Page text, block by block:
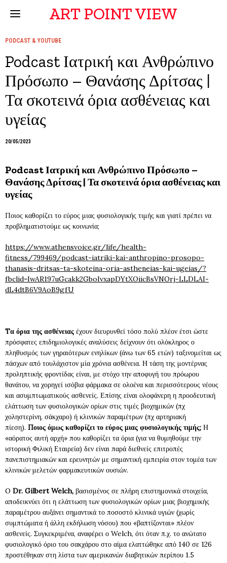
ART POINT VIEW
PODCAST & YOUTUBE
Podcast Ιατρική και Ανθρώπινο
Πρόσωπο – Θανάσης Δρίτσας |
Τα σκοτεινά όρια ασθένειας και
υγείας
20/05/2023
Podcast Ιατρική και Ανθρώπινο Πρόσωπο –
Θανάσης Δρίτσας | Τα σκοτεινά όρια ασθένειας και
υγείας
Ποιος καθορίζει το εύρος μιας φυσιολογικής τιμής και γιατί πρέπει να
προβληματιστούμε ως κοινωνία;
https://www.athensvoice.gr/life/health-
fitness/799469/podcast-iatriki-kai-anthropino-prosopo-
thanasis-dritsas-ta-skoteina-oria-astheneias-kai-ugeias/?
fbclid=IwAR197uGcakk2GboIvxapDYtXOiicBsVNOrj-LLDLAI-
dL4dtB6V9AoB9gfU
Tα όρια της ασθένειας έχουν διευρυνθεί τόσο πολύ πλέον έτσι ώστε
πρόσφατες επιδημιολογικές αναλύσεις δείχνουν ότι ολόκληρος ο
πληθυσμός των γηραιότερων ενηλίκων (άνω των 65 ετών) ταξινομείται ως
πάσχων από τουλάχιστον μία χρόνια ασθένεια. Η τάση της μοντέρνας
προληπτικής φροντίδας είναι, με στόχο την αποφυγή του πρόωρου
θανάτου, να χορηγεί ισόβια φάρμακα σε ολοένα και περισσότερους νέους
και ασυμπτωματικούς ασθενείς. Επίσης είναι ολοφάνερη η προοδευτική
ελάττωση των φυσιολογικών ορίων στις τιμές βιοχημικών (πχ
χοληστερίνη, σάκχαρο) ή κλινικών παραμέτρων (πχ αρτηριακή
πίεση). Ποιος όμως καθορίζει το εύρος μιας φυσιολογικής τιμής; Η
«αόρατος αυτή αρχή» που καθορίζει τα όρια (για να θυμηθούμε την
ιστορική Φιλική Εταιρεία) δεν είναι παρά διεθνείς επιτροπές
πανεπιστημιακών και ερευνητών με σημαντική εμπειρία στον τομέα των
κλινικών μελετών φαρμακευτικών ουσιών.
O Dr. Gilbert Welch, βασισμένος σε πλήρη επιστημονικά στοιχεία,
αποδεικνύει ότι η ελάττωση των φυσιολογικών ορίων μιας βιοχημικής
παραμέτρου αυξάνει σημαντικά το ποσοστό κλινικά υγιών (χωρίς
συμπτώματα ή άλλη εκδήλωση νόσου) που «βαπτίζονται» πλέον
ασθενείς. Συγκεκριμένα, αναφέρει ο Welch, ότι όταν π.χ. το ανώτατο
φυσιολογικό όριο του σακχάρου στο αίμα ελαττώθηκε από 140 σε 126
προστέθηκαν στη λίστα των αμερικανών διαβητικών περίπου 1.5